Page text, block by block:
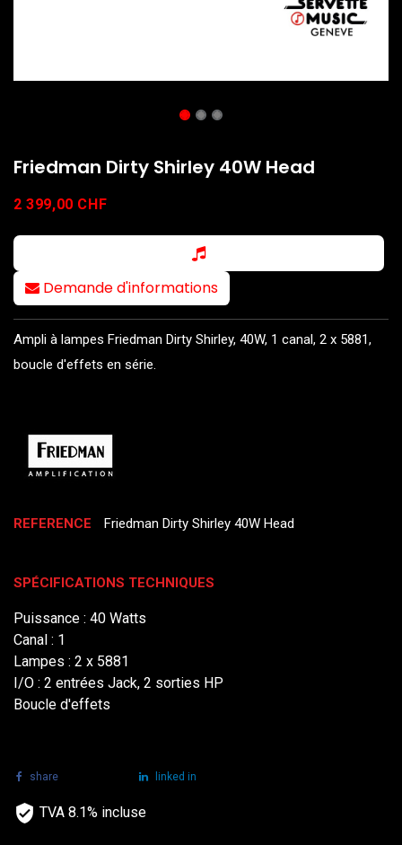
Friedman Dirty Shirley 40W Head
2 399,00 CHF
Demande d'informations
Ampli à lampes Friedman Dirty Shirley, 40W, 1 canal, 2 x 5881,
boucle d'effets en série.
REFERENCE Friedman Dirty Shirley 40W Head
SPÉCIFICATIONS TECHNIQUES
Puissance : 40 Watts
Canal : 1
Lampes : 2 x 5881
I/O : 2 entrées Jack, 2 sorties HP
Boucle d'effets
share linked in
TVA 8.1% incluse